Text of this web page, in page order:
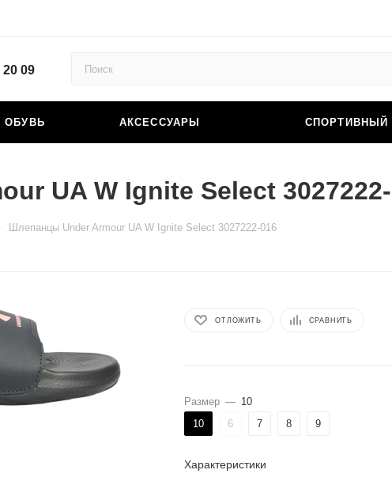
20 09
ОБУВЬ АКСЕССУАРЫ СПОРТИВНЫЙ
UA W Ignite Select
Шлепанцы Under Armour UA W Ignite Select 3027222-016
ОТЛОЖИТЬ СРАВНИТЬ
Размер — 10
10
6 7 8 9
Характеристики